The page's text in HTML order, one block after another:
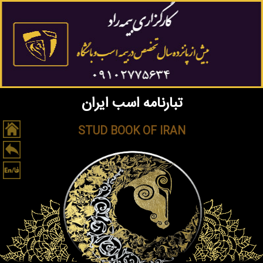
تبارنامه اسب ایران
STUD BOOK OF IRAN